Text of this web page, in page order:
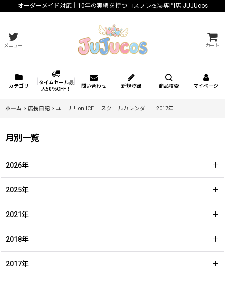
オーダーメイド対応｜10年の実績を持つコスプレ衣装専門店 JUJUcos
メニュー カート
カテゴリ
タイムセール最
大50％OFF！
問い合わせ 新規登録 商品検索 マイページ
ホーム > 店長日記 > ユーリ!!! on ICE スクールカレンダー 2017年
月別一覧
2026年
2025年
2021年
2018年
2017年